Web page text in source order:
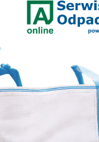
tylko dla